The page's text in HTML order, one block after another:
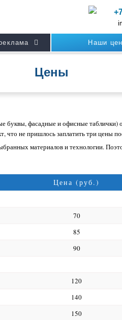
Наши
Цены
буквы, фасадные и офисные
что не пришлось заплатить три цены
материалов и технологии.
Цена (руб.)
70
85
90
120
140
150